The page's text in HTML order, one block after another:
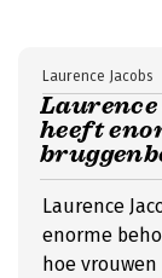
Laurence
heeft
Laurence Jacobs
Laurence
enorme
hoe